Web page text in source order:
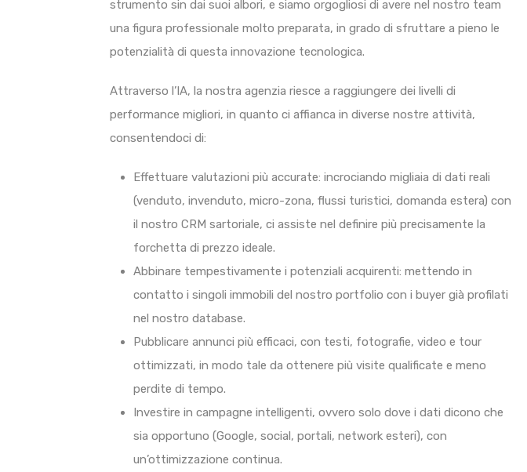
strumento sin dai suoi albori, e siamo orgogliosi di avere nel nostro team
una figura professionale molto preparata, in grado di sfruttare a pieno le
potenzialità di questa innovazione tecnologica.
Attraverso l’IA, la nostra agenzia riesce a raggiungere dei livelli di
performance migliori, in quanto ci affianca in diverse nostre attività,
consentendoci di:
Effettuare valutazioni più accurate: incrociando migliaia di dati reali
(venduto, invenduto, micro-zona, flussi turistici, domanda estera) con
il nostro CRM sartoriale, ci assiste nel definire più precisamente la
forchetta di prezzo ideale.
Abbinare tempestivamente i potenziali acquirenti: mettendo in
contatto i singoli immobili del nostro portfolio con i buyer già profilati
nel nostro database.
Pubblicare annunci più efficaci, con testi, fotografie, video e tour
ottimizzati, in modo tale da ottenere più visite qualificate e meno
perdite di tempo.
Investire in campagne intelligenti, ovvero solo dove i dati dicono che
sia opportuno (Google, social, portali, network esteri), con
un’ottimizzazione continua.